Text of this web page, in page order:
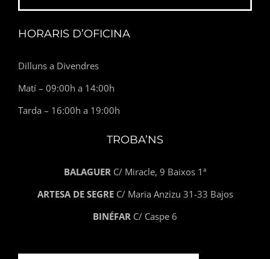
HORARIS D’OFICINA
Dilluns a Divendres
Matí – 09:00h a 14:00h
Tarda – 16:00h a 19:00h
TROBA’NS
BALAGUER C/ Miracle, 9 Baixos 1ª
ARTESA DE SEGREC/ Maria Anzizu 31-33 Bajos
BINÉFAR C/ Caspe 6